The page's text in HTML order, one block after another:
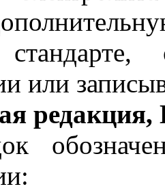
или